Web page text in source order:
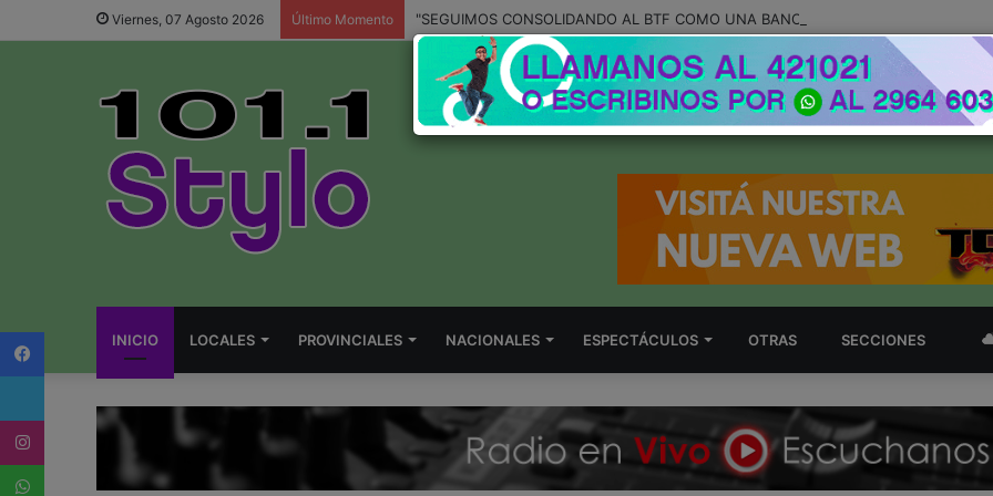
Viernes, 07 Agosto 2026 Último Momento
INICIO LOCALES PROVINCIALES NACIONALES ESPECTÁCULOS OTRAS SECCIONES
Twitter
Instagram